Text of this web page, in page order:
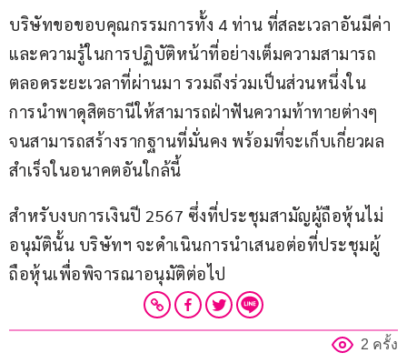
บริษัทขอขอบคุณกรรมการทั้ง 4 ท่าน ที่สละเวลาอันมีค่า
และความรู้ในการปฏิบัติหน้าที่อย่างเต็มความสามารถ
ตลอดระยะเวลาที่ผ่านมา รวมถึงร่วมเป็นส่วนหนึ่งใน
การนำพาดุสิตธานีให้สามารถฝ่าฟันความท้าทายต่างๆ
จนสามารถสร้างรากฐานที่มั่นคง พร้อมที่จะเก็บเกี่ยวผล
สำเร็จในอนาคตอันใกล้นี้
สำหรับงบการเงินปี 2567 ซึ่งที่ประชุมสามัญผู้ถือหุ้นไม่
อนุมัตินั้น บริษัทฯ จะดำเนินการนำเสนอต่อที่ประชุมผู้
ถือหุ้นเพื่อพิจารณาอนุมัติต่อไป
2 ครั้ง